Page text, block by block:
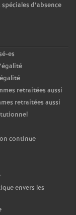
d’absence
es
retraitées aussi
retraitées aussi
continue
envers les